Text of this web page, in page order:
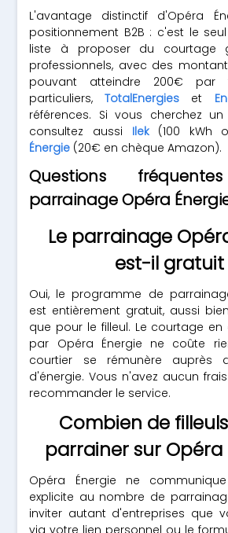
L'avantage distinctif d'Opéra
positionnement B2B : c'est le
liste à proposer du courtage
professionnels, avec des
pouvant atteindre 200€ par
particuliers,TotalEnergies et
références. Si vous cherchez un
consultez aussi Ilek(100 kWh
Énergie (20€ en chèque Amazon).
Questions
parrainage Opéra
Le parrainage
est-il gratuit
Oui, le programme de
est entièrement gratuit, aussi
que pour le filleul. Le courtage
par Opéra Énergie ne coûte
courtier se rémunère auprès
d'énergie. Vous n'avez aucun
recommander le service.
Combien de
parrainer sur Opéra
Opéra Énergie ne
explicite au nombre de
inviter autant d'entreprises que
via votre lien personnel ou le